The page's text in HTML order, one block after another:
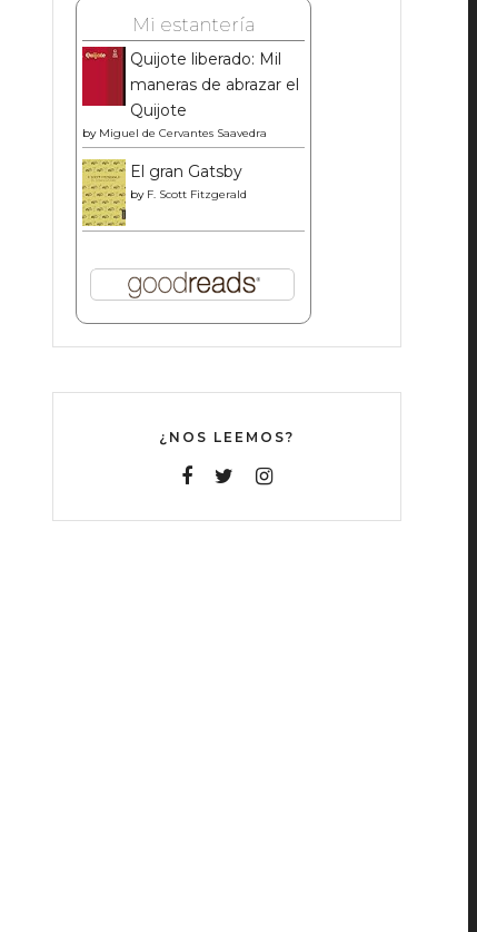
Mi estantería
Quijote liberado: Mil
maneras de abrazar el
Quijote
by Miguel de Cervantes Saavedra
El gran Gatsby
by F. Scott Fitzgerald
¿NOS LEEMOS?